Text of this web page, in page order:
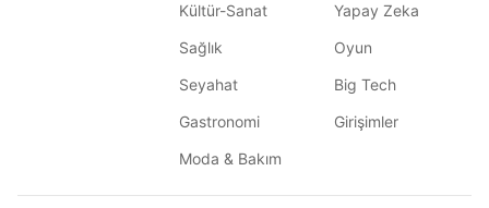
Kültür-Sanat
Sağlık
Seyahat
Gastronomi
Moda & Bakım
Yapay Zeka
Oyun
Big Tech
Girişimler